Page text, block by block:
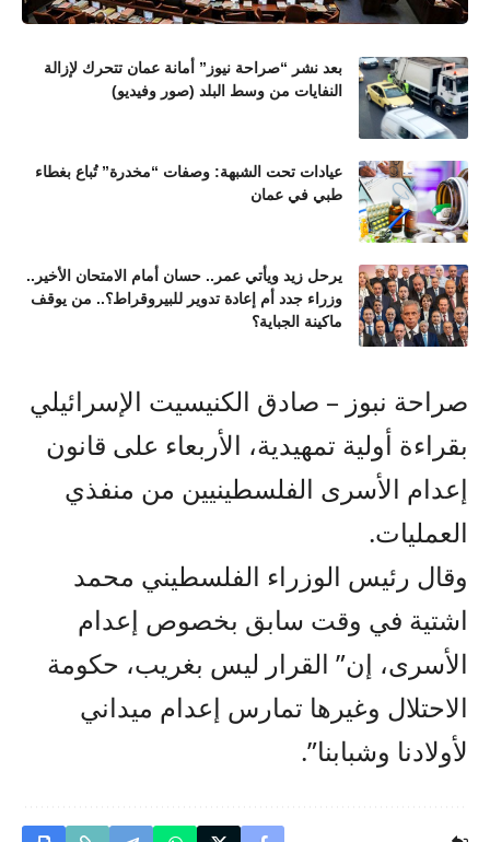
بعد نشر “صراحة نيوز” أمانة عمان تتحرك لإزالة
النفايات من وسط البلد (صور وفيديو)
عيادات تحت الشبهة: وصفات “مخدرة” تُباع بغطاء
طبي في عمان
يرحل زيد ويأتي عمر.. حسان أمام الامتحان الأخير..
وزراء جدد أم إعادة تدوير للبيروقراط؟.. من يوقف
ماكينة الجباية؟
صراحة نبوز – صادق الكنيسيت الإسرائيلي
بقراءة أولية تمهيدية، الأربعاء على قانون
إعدام الأسرى الفلسطينيين من منفذي
العمليات.
وقال رئيس الوزراء الفلسطيني محمد
اشتية في وقت سابق بخصوص إعدام
الأسرى، إن” القرار ليس بغريب، حكومة
الاحتلال وغيرها تمارس إعدام ميداني
لأولادنا وشبابنا”.